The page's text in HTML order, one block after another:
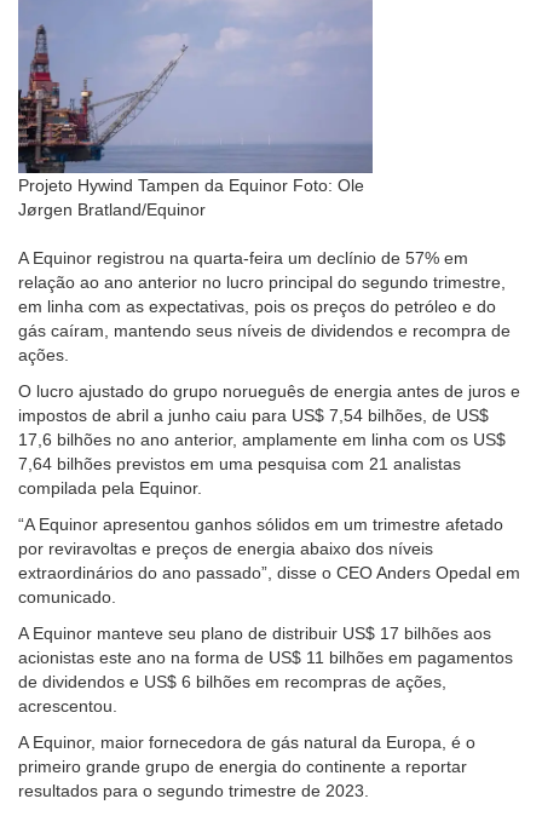
Projeto Hywind Tampen da Equinor Foto: Ole
Jørgen Bratland/Equinor
A Equinor registrou na quarta-feira um declínio de 57% em
relação ao ano anterior no lucro principal do segundo trimestre,
em linha com as expectativas, pois os preços do petróleo e do
gás caíram, mantendo seus níveis de dividendos e recompra de
ações.
O lucro ajustado do grupo norueguês de energia antes de juros e
impostos de abril a junho caiu para US$ 7,54 bilhões, de US$
17,6 bilhões no ano anterior, amplamente em linha com os US$
7,64 bilhões previstos em uma pesquisa com 21 analistas
compilada pela Equinor.
“A Equinor apresentou ganhos sólidos em um trimestre afetado
por reviravoltas e preços de energia abaixo dos níveis
extraordinários do ano passado”, disse o CEO Anders Opedal em
comunicado.
A Equinor manteve seu plano de distribuir US$ 17 bilhões aos
acionistas este ano na forma de US$ 11 bilhões em pagamentos
de dividendos e US$ 6 bilhões em recompras de ações,
acrescentou.
A Equinor, maior fornecedora de gás natural da Europa, é o
primeiro grande grupo de energia do continente a reportar
resultados para o segundo trimestre de 2023.